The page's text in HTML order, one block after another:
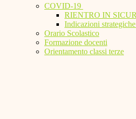
COVID-19
RIENTRO IN
Indicazioni
Orario Scolastico
Formazione docenti
Orientamento classi terze